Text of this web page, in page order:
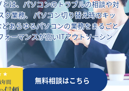
は、パソコンのトラブルの相談や対
業務、 パソコン切り替え時のキッ
あらゆるパソコンの業務をまるごと
ォーマンスが高いITアウトソーシン
無料相談はこちら